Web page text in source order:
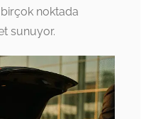
birçok noktada
sunuyor.